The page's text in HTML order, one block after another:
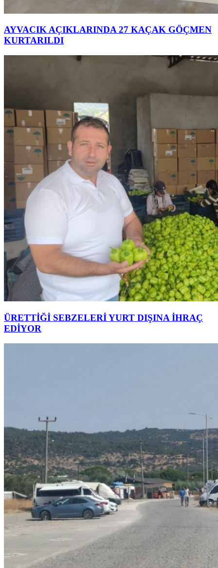
AYVACIK AÇIKLARINDA 27 KAÇAK GÖÇMEN
KURTARILDI
ÜRETTİĞİ SEBZELERİ YURT DIŞINA İHRAÇ
EDİYOR